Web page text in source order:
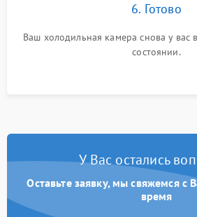
6. Готово
Ваш холодильная камера снова у вас
состоянии.
У Вас остались
Оставьте заявку, мы свяжемся с
время